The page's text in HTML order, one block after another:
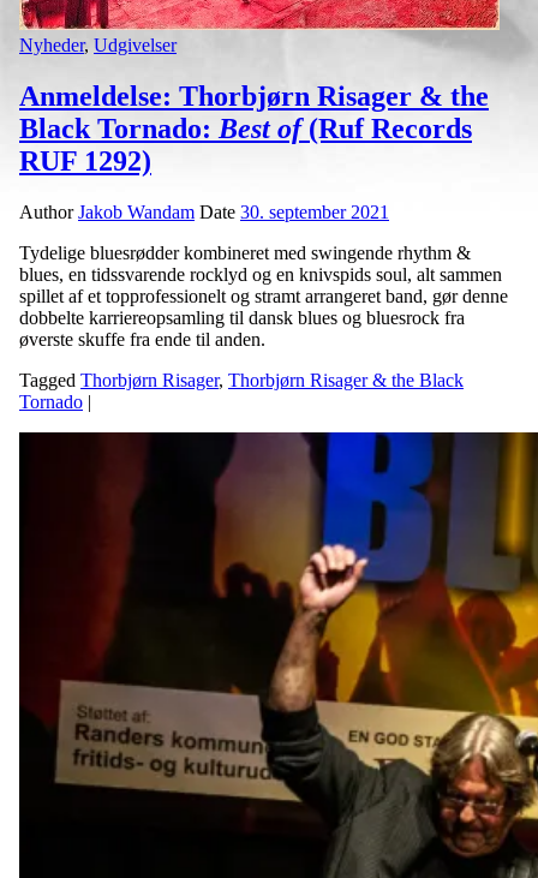
Nyheder, Udgivelser
Anmeldelse: Thorbjørn Risager & the
Black Tornado: Best of(Ruf Records
RUF 1292)
AuthorJakob Wandam Date 30. september 2021
Tydelige bluesrødder kombineret med swingende rhythm &
blues, en tidssvarende rocklyd og en knivspids soul, alt sammen
spillet af et topprofessionelt og stramt arrangeret band, gør denne
dobbelte karriereopsamling til dansk blues og bluesrock fra
øverste skuffe fra ende til anden.
Tagged Thorbjørn Risager, Thorbjørn Risager & the Black
Tornado |